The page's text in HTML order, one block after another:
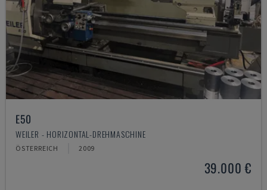
E50
WEILER - HORIZONTAL-DREHMASCHINE
ÖSTERREICH 2009
39.000 €